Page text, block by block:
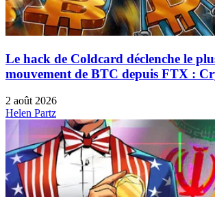
Le hack de Coldcard déclenche le
mouvement de BTC depuis FTX :
2 août 2026
Helen Partz